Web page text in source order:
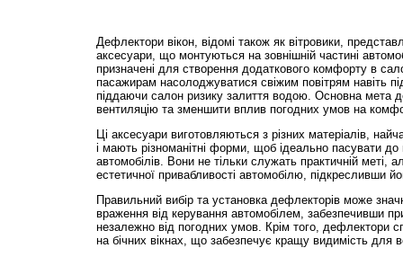
Дефлектори вікон, відомі також як вітровики,
аксесуари, що монтуються на зовнішній частині
призначені для створення додаткового комфорту в
пасажирам насолоджуватися свіжим повітрям навіть
піддаючи салон ризику залиття водою. Основна мета
вентиляцію та зменшити вплив погодних умов на
Ці аксесуари виготовляються з різних матеріалів,
і мають різноманітні форми, щоб ідеально пасувати
автомобілів. Вони не тільки служать практичній меті,
естетичної привабливості автомобілю, підкресливши
Правильний вибір та установка дефлекторів може
враження від керування автомобілем, забезпечивши
незалежно від погодних умов. Крім того, дефлектори
на бічних вікнах, що забезпечує кращу видимість для